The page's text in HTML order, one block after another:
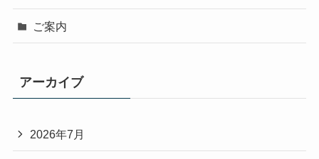
ご案内
アーカイブ
2026年7月